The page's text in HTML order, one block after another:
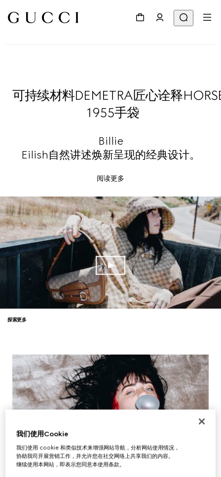
可持续材料DEMETRA匠心诠释
1955手袋
Billie
Eilish自然讲述焕新呈现的经典设计。
阅读更多
探索更多
我们使用Cookie
我们使用 cookie 和类似技术来增强网站导航，分析网站使用情况，
协助我司开展营销工作，并允许您在社交网络上共享我们的内容。
继续使用本网站，即表示您同意本使用条款。